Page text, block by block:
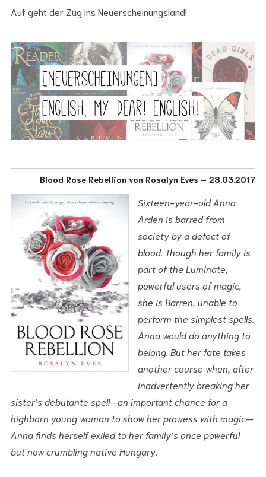
Auf geht der Zug ins Neuerscheinungsland!
Blood Rose Rebellion von Rosalyn Eves – 28.03.2017
Sixteen-year-old Anna
Arden is barred from
society by a defect of
blood. Though her family is
part of the Luminate,
powerful users of magic,
she is Barren, unable to
perform the simplest spells.
Anna would do anything to
belong. But her fate takes
another course when, after
inadvertently breaking her
sister’s debutante spell—an important chance for a
highborn young woman to show her prowess with magic—
Anna finds herself exiled to her family’s once powerful
but now crumbling native Hungary.